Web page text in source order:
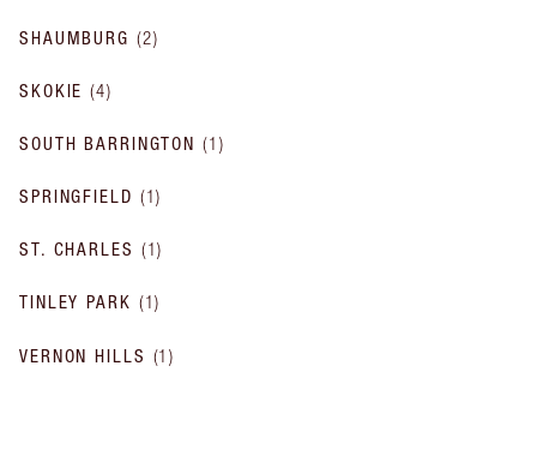
SHAUMBURG (2)
SKOKIE (4)
SOUTH BARRINGTON (1 )
SPRINGFIELD (1)
ST. CHARLES (1)
TINLEY PARK (1)
VERNON HILLS (1)